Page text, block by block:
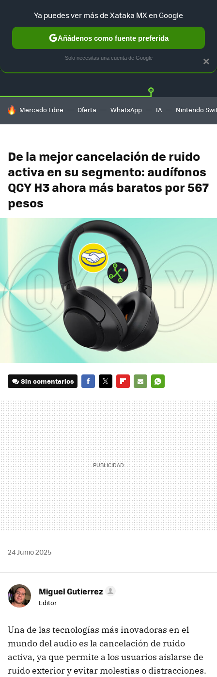
GUÍA DE COMPRAS MERCADO LIBRE
HOY SE HABLA DE
Mercado Libre Oferta WhatsApp IA Nintendo
De la mejor cancelación de ruido
activa en su segmento: audífonos
QCY H3 ahora más baratos por 567
pesos
Sin comentarios
MAIL
24 Junio 2025
Miguel Gutierrez
Editor
Una de las tecnologías más inovadoras en el
mundo del audio es la cancelación de ruido
activa, ya que permite a los usuarios aislarse de
ruido exterior y evitar molestias o distracciones.
×
Ya puedes ver más de Xataka MX en Google
Añádenos como fuente preferida
Solo necesitas una cuenta de Google